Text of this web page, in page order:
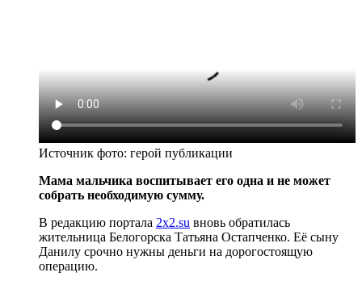
Источник фото: герой публикации
Мама мальчика воспитывает его одна и не может
собрать необходимую сумму.
В редакцию портала 2х2.su вновь обратилась
жительница Белогорска Татьяна Остапченко. Её сыну
Данилу срочно нужны деньги на дорогостоящую
операцию.